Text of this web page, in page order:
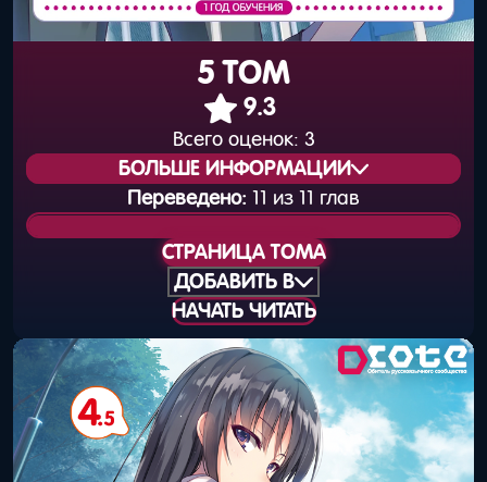
5 ТОМ
9.3
Всего оценок: 3
БОЛЬШЕ ИНФОРМАЦИИ
Статус издания:
Вышел
Общая нумерация:
Дата выхода
(книга):
25 января 2017 года
Дата выхода
(цифра):
31 января 2017 года
11
Переведено: 11 из 11 глав
СТРАНИЦА ТОМА
ДОБАВИТЬ В
НАЧАТЬ ЧИТАТЬ